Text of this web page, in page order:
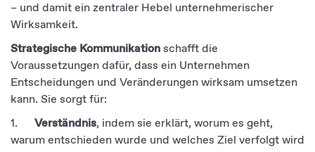
– und damit ein zentraler Hebel unternehmerischer
Wirksamkeit.
Strategische Kommunikationschafft die
Voraussetzungen dafür, dass ein Unternehmen
Entscheidungen und Veränderungen wirksam umsetzen
kann. Sie sorgt für:
1. Verständnis, indem sie erklärt, worum es geht,
warum entschieden wurde und welches Ziel verfolgt wird